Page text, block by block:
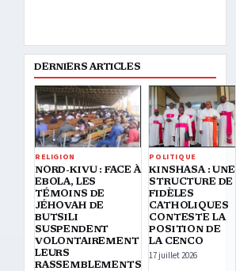
DERNIERS ARTICLES
RELIGION
NORD-KIVU : FACE À
EBOLA, LES
TÉMOINS DE
JÉHOVAH DE
BUTSILI
SUSPENDENT
VOLONTAIREMENT
LEURS
RASSEMBLEMENTS
POLITIQUE
KINSHASA : UNE
STRUCTURE DE
FIDÈLES
CATHOLIQUES
CONTESTE LA
POSITION DE
LA CENCO
17 juillet 2026